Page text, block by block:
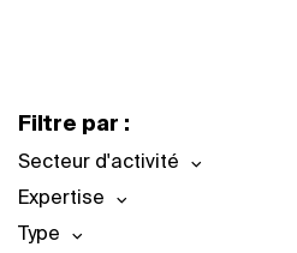
Filtre par :
Secteur d'activité
Expertise
Type